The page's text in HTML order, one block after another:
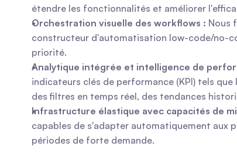
étendre les fonctionnalités et améliorer
Orchestration visuelle des workflows : Nous
constructeur d'automatisation low-code/no-
priorité.
Analytique intégrée et intelligence de
indicateurs clés de performance (KPI) tels
des filtres en temps réel, des tendances
Infrastructure élastique avec capacités de
capables de s'adapter automatiquement aux
périodes de forte demande.